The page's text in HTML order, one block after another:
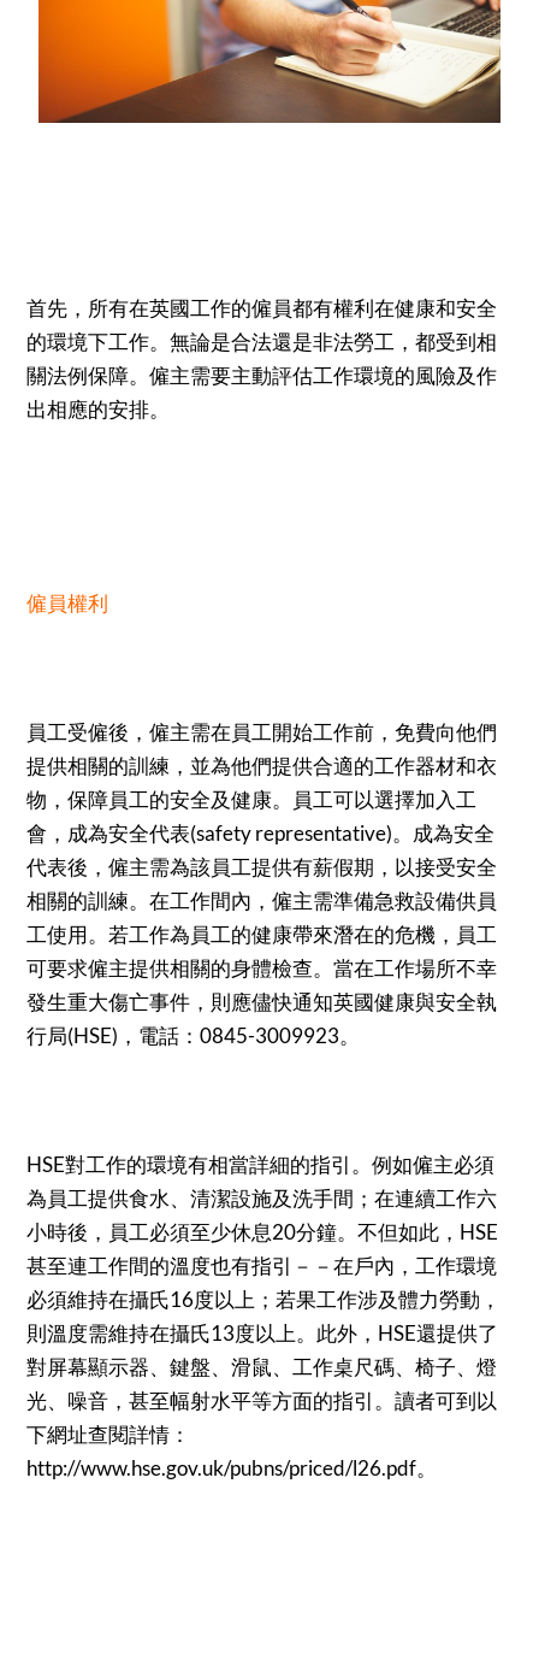
首先，所有在英國工作的僱員都有權利在健康和安全
的環境下工作。無論是合法還是非法勞工，都受到相
關法例保障。僱主需要主動評估工作環境的風險及作
出相應的安排。
僱員權利
員工受僱後，僱主需在員工開始工作前，免費向他們
提供相關的訓練，並為他們提供合適的工作器材和衣
物，保障員工的安全及健康。員工可以選擇加入工
會，成為安全代表(safety representative)。成為安全
代表後，僱主需為該員工提供有薪假期，以接受安全
相關的訓練。在工作間內，僱主需準備急救設備供員
工使用。若工作為員工的健康帶來潛在的危機，員工
可要求僱主提供相關的身體檢查。當在工作場所不幸
發生重大傷亡事件，則應儘快通知英國健康與安全執
行局(HSE)，電話：0845-3009923。
HSE對工作的環境有相當詳細的指引。例如僱主必須
為員工提供食水、清潔設施及洗手間；在連續工作六
小時後，員工必須至少休息20分鐘。不但如此，HSE
甚至連工作間的溫度也有指引－－在戶內，工作環境
必須維持在攝氏16度以上；若果工作涉及體力勞動，
則溫度需維持在攝氏13度以上。此外，HSE還提供了
對屏幕顯示器、鍵盤、滑鼠、工作桌尺碼、椅子、燈
光、噪音，甚至幅射水平等方面的指引。讀者可到以
下網址查閱詳情：
http://www.hse.gov.uk/pubns/priced/l26.pdf。